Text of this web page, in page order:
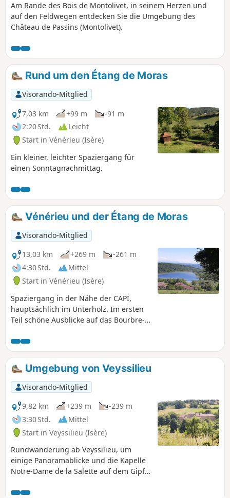
Am Rande des Bois de Montolivet, in seinem Herzen und
auf den Feldwegen entdecken Sie die Umgebung des
Château de Passins (Montolivet).
Rund um den Étang de Moras
Visorando-Mitglied
7,03 km
+99 m
-91 m
2:20 Std.
Leicht
Start in Vénérieu (Isère)
Ein kleiner, leichter Spaziergang für
einen Sonntagnachmittag.
Vénérieu und der Étang de Moras
Visorando-Mitglied
13,03 km
+269 m
-261 m
4:30 Std.
Mittel
Start in Vénérieu (Isère)
Spaziergang in der Nähe der CAPI,
hauptsächlich im Unterholz. Im ersten
Teil schöne Ausblicke auf das Bourbre-
Auf dem Rückweg geht es am Étang de
Moras entlang, aber das Schilf versperrt
die Sicht auf das Ufer. Einige
Backhäuser und Waschhäuser säumen
den Weg. Gelbe Wegmarkierungen
entlang der gesamten Strecke. Je nach
Tempo und Fotostopps sollten Sie
zwischen 3 und 4 Stunden einplanen.
Umgebung von Veyssilieu
Visorando-Mitglied
9,82 km
+239 m
-239 m
3:30 Std.
Mittel
Start in Veyssilieu (Isère)
Rundwanderung ab Veyssilieu, um
einige Panoramablicke und die Kapelle
Notre-Dame de la Salette auf dem Gipfel
Hinweis: Diese Rundwanderung folgt